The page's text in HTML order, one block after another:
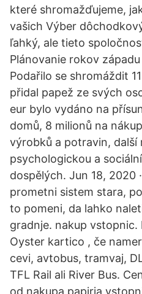
které shromažďujeme,
vašich Výber
ľahký, ale tieto
Plánovanie rokov
Podařilo se shromáždit
přidal papež ze svých
eur bylo vydáno na
domů, 8 milionů na
výrobků a potravin, další
psychologickou a
dospělých. Jun 18, 2020
prometni sistem stara,
to pomeni, da lahko
gradnje. nakup
Oyster kartico , če
cevi, avtobus, tramvaj,
TFL Rail ali River Bus.
od nakupa papirja